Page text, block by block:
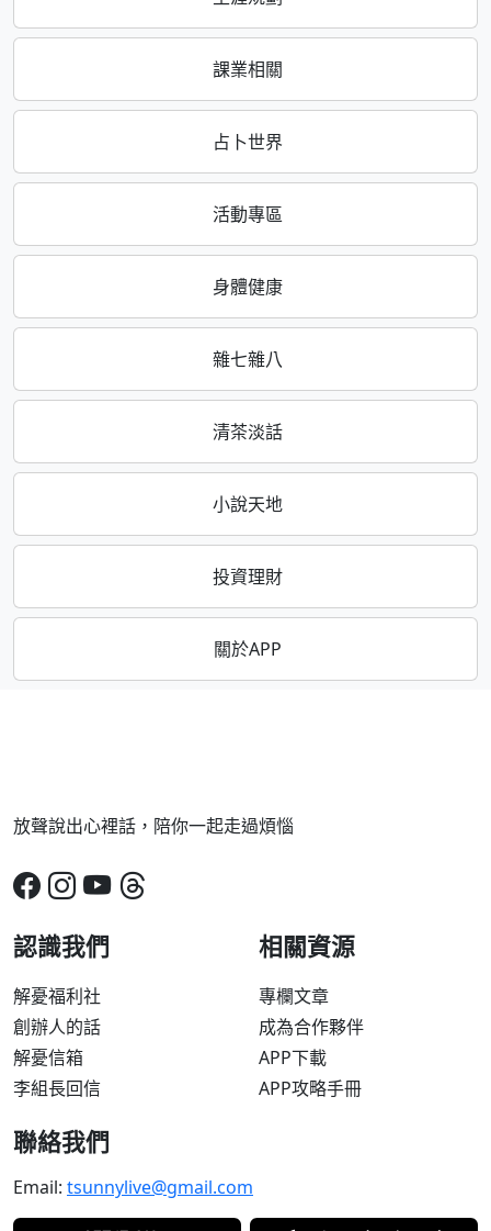
課業相關
占卜世界
活動專區
身體健康
雜七雜八
清茶淡話
小說天地
投資理財
關於APP
放聲說出心裡話，陪你一起走過煩惱
認識我們
解憂福利社
創辦人的話
解憂信箱
李組長回信
相關資源
專欄文章
成為合作夥伴
APP下載
APP攻略手冊
聯絡我們
Email: tsunnylive@gmail.com